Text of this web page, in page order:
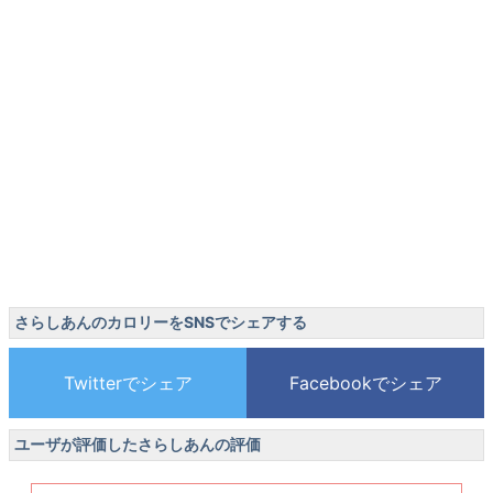
さらしあんのカロリーをSNSでシェアする
ユーザが評価したさらしあんの評価